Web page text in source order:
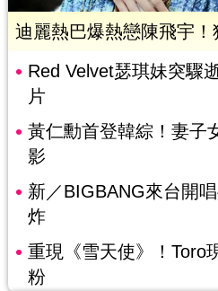
迪麗熱巴爆熱戀陳飛宇！
Red Velvet瑟琪妹突驟
片
黃仁勳首登韓綜！妻子
影
新／BIGBANG來台開
炸
重現《雪天使》！Toro
粉